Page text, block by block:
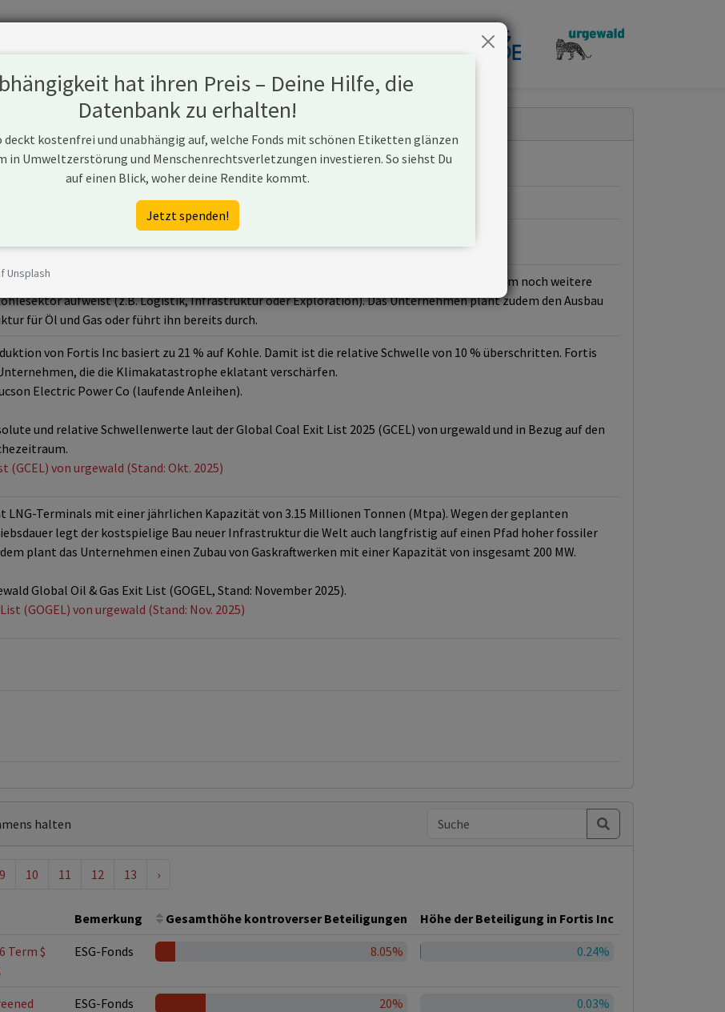
aus Kanada, das (ggf. über Tochtergesellschaften) Strom aus Kohle gewinnt und zudem noch weitere
aufweist (z.B. Logistik, Infrastruktur oder Exploration). Das Unternehmen plant zudem den Ausbau
für Öl und Gas oder führt ihn bereits durch.
von Fortis Inc basiert zu 21 % auf Kohle. Damit ist die relative Schwelle von 10 % überschritten. Fortis
die die Klimakatastrophe eklatant verschärfen.
Electric Power Co (laufende Anleihen).
und relative Schwellenwerte laut der Global Coal Exit List 2025 (GCEL) von urgewald und in Bezug auf den
(GCEL) von urgewald (Stand: Okt. 2025)
LNG-Terminals mit einer jährlichen Kapazität von 3.15 Millionen Tonnen (Mtpa). Wegen der geplanten
legt der kostspielige Bau neuer Infrastruktur die Welt auch langfristig auf einen Pfad hoher fossiler
plant das Unternehmen einen Zubau von Gaskraftwerken mit einer Kapazität von insgesamt 200 MW.
Global Oil & Gas Exit List (GOGEL, Stand: November 2025).
(GOGEL) von urgewald (Stand: Nov. 2025)
halten
9 10 11 12 13 ›
Bemerkung Gesamthöhe kontroverser Beteiligungen Höhe der Beteiligung in Fortis Inc
Term $
ESG-Fonds 8.05% 0.24%
ESG-Fonds 20% 0.03%
hat ihren Preis – Deine Hilfe, die
Datenbank zu erhalten!
kostenfrei und unabhängig auf, welche Fonds mit schönen Etiketten glänzen
in Umweltzerstörung und Menschenrechtsverletzungen investieren. So siehst Du
auf einen Blick, woher deine Rendite kommt.
Jetzt spenden!
Unsplash